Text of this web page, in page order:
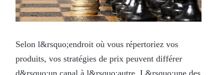
Selon l&rsquo;endroit où vous répertoriez vos
produits, vos stratégies de prix peuvent différer
d&rsquo;un canal à l&rsquo;autre. L&rsquo;une des